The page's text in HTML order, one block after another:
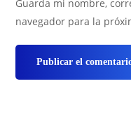
Guarda mi nombre,
navegador para la